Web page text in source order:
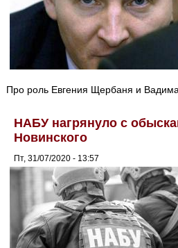
Про роль Евгения Щербаня и Вадима
НАБУ нагрянуло с
Новинского
Пт, 31/07/2020 - 13:57